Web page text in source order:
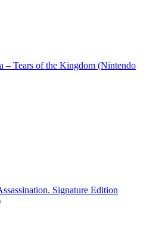
– Tears of the Kingdom (Nintendo
Signature Edition